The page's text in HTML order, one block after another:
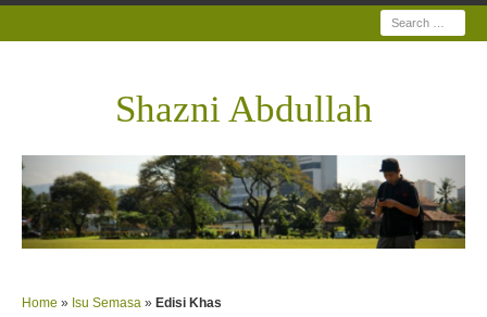
Search
Shazni Abdullah
Home » Isu Semasa» Edisi Khas